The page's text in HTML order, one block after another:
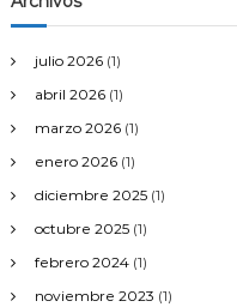
julio 2026(1)
abril 2026(1)
marzo 2026(1)
enero 2026(1)
diciembre 2025(1)
octubre 2025(1)
febrero 2024(1)
noviembre 2023 (1)